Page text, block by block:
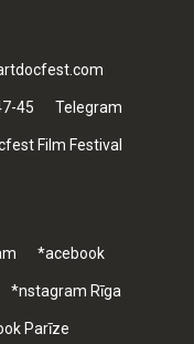
45 Telegram
Film Festival
*acebook
*nstagram Rīga
Parīze